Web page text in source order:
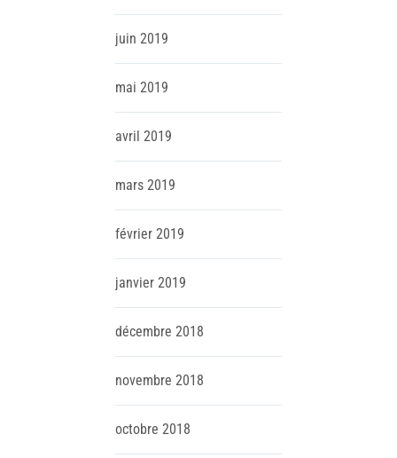
juin 2019
mai 2019
avril 2019
mars 2019
février 2019
janvier 2019
décembre 2018
novembre 2018
octobre 2018